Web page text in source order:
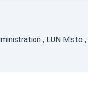
, LUN Misto ,